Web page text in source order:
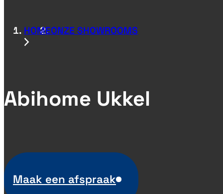
HOMEONZE SHOWROOMS
Abihome Ukkel
Maak een afspraak